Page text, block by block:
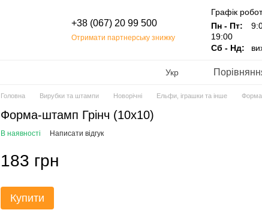
+38 (067) 20 99 500
Отримати партнерську знижку
Графік
Пн - Пт:
19:00
Сб - Нд:
Укр
Головна Вирубки та штампи Новорічні Ельфи, іграшки та інше
Форма-штамп Грінч (10х10)
В наявності Написати відгук
183 грн
Купити